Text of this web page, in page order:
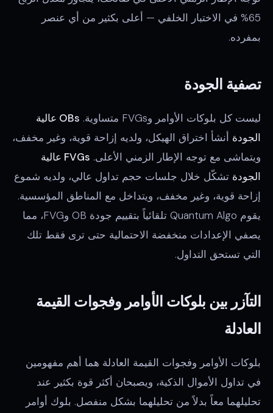
65% في الاختبار الخلفي — أعلى بكثير من أي عنصر
بمفرده.
تصفية الجودة
ليست كل بلوكات الأوامر وFVGs متساوية.
OBs عالية
الجودة أنشأ اختراق الهيكل، ولديه إزاحة قوية، وغير مخفف،
ويتماشى مع توجه الإطار الزمني الأعلى.
FVGs عالية
الجودة تشكّل خلال جلسات حجم تداول عالي، ولديه شموع
إزاحة قوية، وغير مخفف، ويتداخل مع المناطق المؤسسية.
يقوم Quantum Algo تلقائياً بتقييم جودة OB وFVG، مما
يصفي الإعدادات منخفضة الاحتمالية حتى ترى فقط تلك
التي تستحق التداول.
التآزر بين بلوكات الأوامر وفجوات القيمة
العادلة
بلوكات الأوامر وفجوات القيمة العادلة هما أهم مفهومين
في تداول الأموال الذكية، ويصبحان أكثر قوة بكثير عند
تحليلهما معاً بدلاً من تحليلهما بشكل منفصل. بلوك أوامر